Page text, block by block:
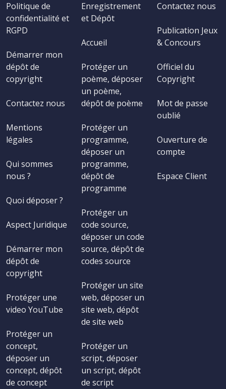
Politique de
confidentialité et
RGPD
Démarrer mon
dépôt de
copyright
Contactez nous
Mentions
légales
Qui sommes
nous ?
Quoi déposer ?
Aspect Juridique
Démarrer mon
dépôt de
copyright
Protéger une
video YouTube
Protéger un
concept,
déposer un
concept, dépôt
de concept
Enregistrement
et Dépôt
Accueil
Protéger un
poème, déposer
un poème,
dépôt de poème
Protéger un
programme,
déposer un
programme,
dépôt de
programme
Protéger un
code source,
déposer un code
source, dépôt de
codes source
Protéger un site
web, déposer un
site web, dépôt
de site web
Protéger un
script, déposer
un script, dépôt
de script
Contactez nous
Publication Jeux
& Concours
Officiel du
Copyright
Mot de passe
oublié
Ouverture de
compte
Espace Client